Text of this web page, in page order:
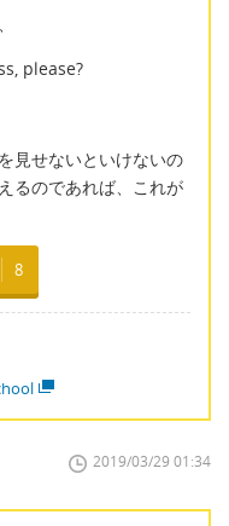
please?
見せないといけないの
るのであれば、これが
8
2019/03/29 01:34